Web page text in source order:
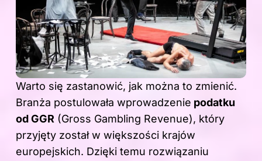
Warto się zastanowić, jak można to zmienić.
Branża postulowała wprowadzenie podatku
od GGR (Gross Gambling Revenue), który
przyjęty został w większości krajów
europejskich. Dzięki temu rozwiązaniu